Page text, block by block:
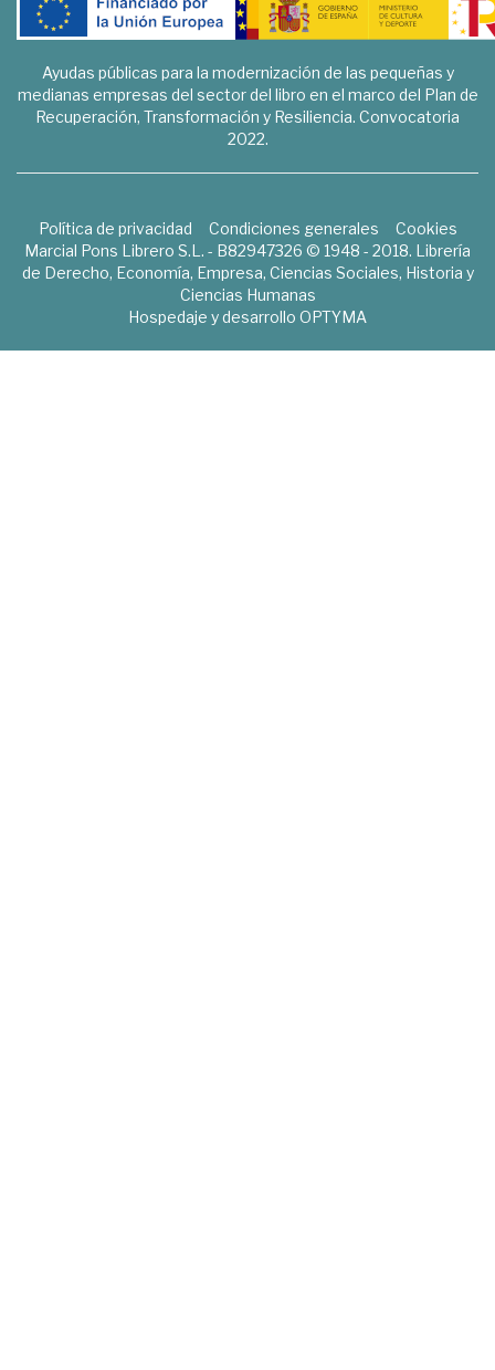
Ayudas públicas para la modernización de las pequeñas y
medianas empresas del sector del libro en el marco del Plan de
Recuperación, Transformación y Resiliencia. Convocatoria
2022.
Política de privacidad Condiciones generales
Cookies
Marcial Pons Librero S.L. - B82947326 © 1948 - 2018. Librería
de Derecho, Economía, Empresa, Ciencias Sociales, Historia y
Ciencias Humanas
Hospedaje y desarrollo OPTYMA